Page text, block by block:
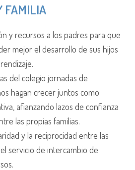
FAMILIA
y recursos a los padres para que
mejor el desarrollo de sus hijos
del colegio jornadas de
hagan crecer juntos como
afianzando lazos de confianza
las propias familias.
y la reciprocidad entre las
servicio de intercambio de